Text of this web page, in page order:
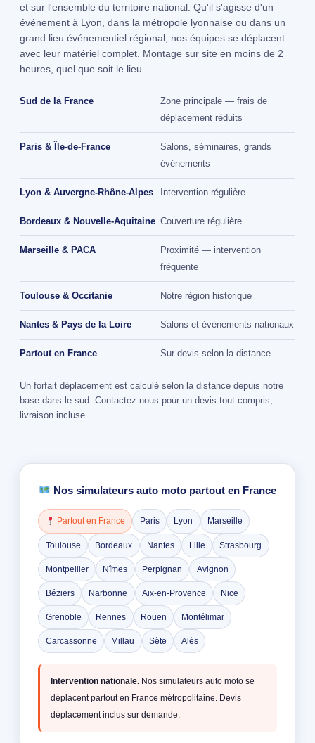
et sur l'ensemble du territoire national. Qu'il s'agisse d'un
événement à Lyon, dans la métropole lyonnaise ou dans un
grand lieu événementiel régional, nos équipes se déplacent
avec leur matériel complet. Montage sur site en moins de 2
heures, quel que soit le lieu.
Sud de la France
Zone principale — frais de
déplacement réduits
Paris & Île-de-France
Salons, séminaires, grands
événements
Lyon & Auvergne-Rhône-Alpes Intervention régulière
Bordeaux & Nouvelle-Aquitaine Couverture régulière
Marseille & PACA
Proximité — intervention
fréquente
Toulouse & Occitanie Notre région historique
Nantes & Pays de la Loire Salons et événements nationaux
Partout en France Sur devis selon la distance
Un forfait déplacement est calculé selon la distance depuis notre
base dans le sud. Contactez-nous pour un devis tout compris,
livraison incluse.
Nos simulateurs auto moto partout en France
Partout en France Paris Lyon Marseille
Toulouse Bordeaux Nantes Lille Strasbourg
Montpellier Nîmes Perpignan Avignon
Béziers Narbonne Aix-en-Provence Nice
Grenoble Rennes Rouen Montélimar
Carcassonne Millau Sète Alès
Intervention nationale. Nos simulateurs auto moto se
déplacent partout en France métropolitaine. Devis
déplacement inclus sur demande.